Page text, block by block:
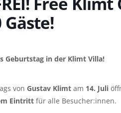
Geburtstag in der Klimt Villa!
von Gustav Klimt am 14. Juli
Eintritt für alle Besucher:innen.